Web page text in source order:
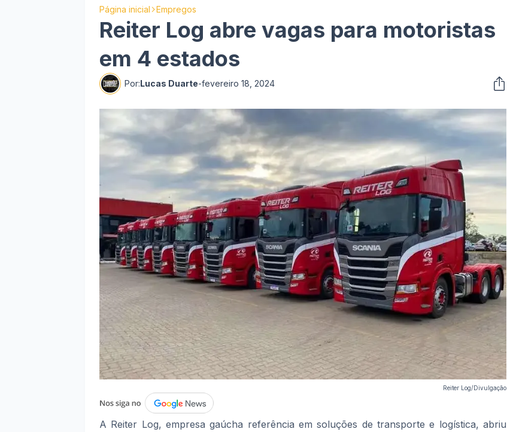
Página inicial Empregos
Reiter Log abre vagas para motoristas
em 4 estados
Por:Lucas Duarte-fevereiro 18, 2024
Reiter Log/Divulgação
A Reiter Log, empresa gaúcha referência em soluções de transporte e logística, abriu